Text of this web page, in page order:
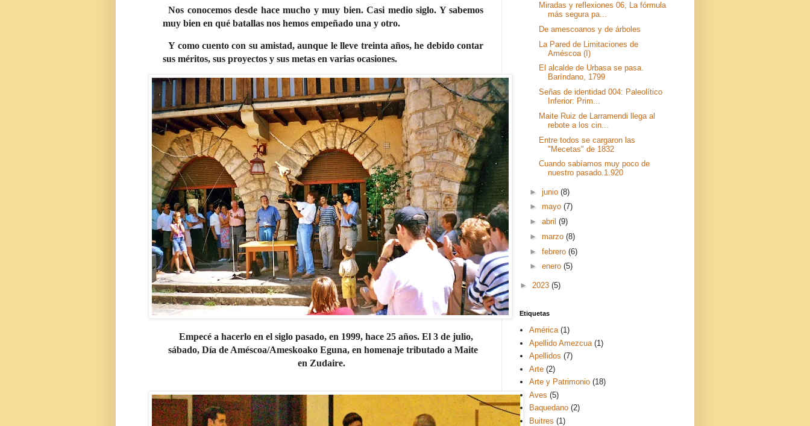
Nos conocemos desde hace mucho y muy bien. Casi medio siglo. Y sabemos
muy bien en qué batallas nos hemos empeñado una y otro.
Y como cuento con su amistad, aunque le lleve treinta años, he debido contar
sus méritos, sus proyectos y sus metas en varias ocasiones.
Empecé a hacerlo en el siglo pasado, en 1999, hace 25 años. El 3 de julio,
sábado, Día de Améscoa/Ameskoako Eguna, en homenaje tributado a Maite
en Zudaire.
Miradas y reflexiones 06, La fórmula
más segura pa...
De amescoanos y de árboles
La Pared de Limitaciones de
Améscoa (I)
El alcalde de Urbasa se pasa.
Baríndano, 1799
Señas de identidad 004: Paleolítico
Inferior: Prim...
Maite Ruiz de Larramendi llega al
rebote a los cin...
Entre todos se cargaron las
"Mecetas" de 1832
Cuando sabíamos muy poco de
nuestro pasado.1.920
► junio (8)
► mayo (7)
► abril (9)
► marzo (8)
► febrero (6)
► enero (5)
► 2023 (5)
Etiquetas
América (1)
Apellido Amezcua (1)
Apellidos (7)
Arte (2)
Arte y Patrimonio (18)
Aves (5)
Baquedano (2)
Buitres (1)